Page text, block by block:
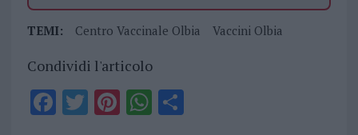
TEMI: Centro Vaccinale Olbia Vaccini Olbia
Condividi l'articolo
F T PiWS